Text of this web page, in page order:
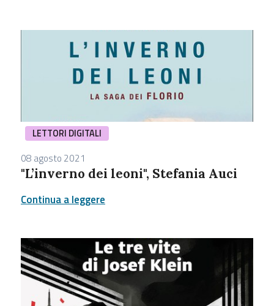
LETTORI DIGITALI
08 agosto 2021
"L’inverno dei leoni", Stefania Auci
Continua a leggere